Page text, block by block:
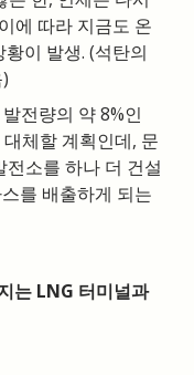
에 따라 지금도 온
이 발생. (석탄의
전량의 약 8%인
체할 계획인데, 문
소를 하나 더 건설
를 배출하게 되는
는 LNG 터미널과